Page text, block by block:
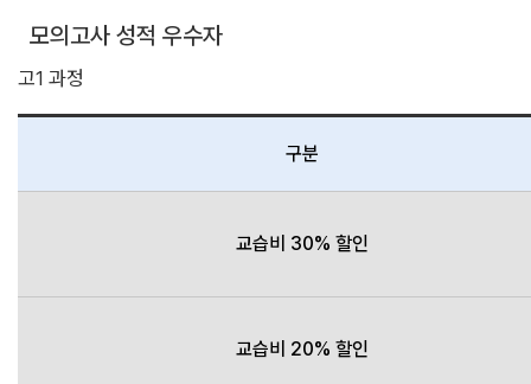
모의고사 성적 우수자
고1 과정
구분
교습비 30% 할인
교습비 20% 할인